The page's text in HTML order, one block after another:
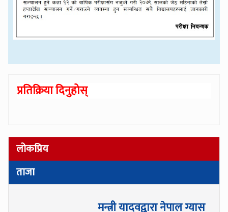
प्रतिक्रिया दिनुहोस्
लोकप्रिय
ताजा
मन्त्री यादवद्वारा नेपाल ग्यास